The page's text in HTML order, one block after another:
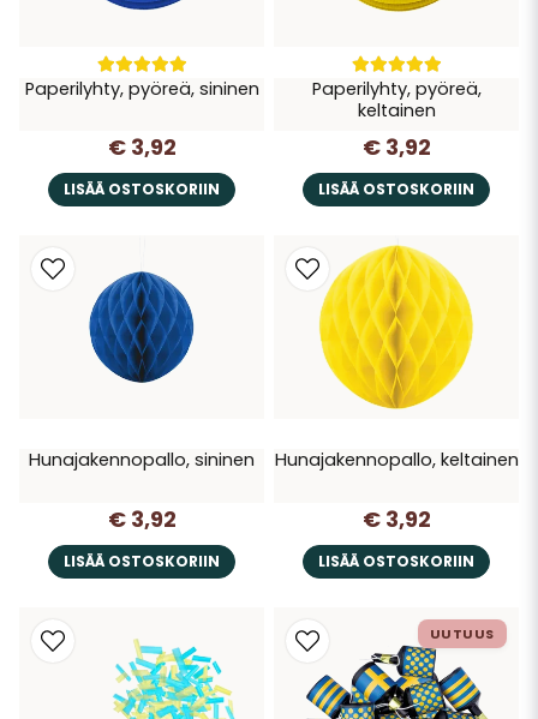
Paperilyhty, pyöreä, sininen
€ 3,92
LISÄÄ OSTOSKORIIN
Paperilyhty, pyöreä,
keltainen
€ 3,92
LISÄÄ OSTOSKORIIN
Hunajakennopallo, sininen
€ 3,92
LISÄÄ OSTOSKORIIN
Hunajakennopallo, keltainen
€ 3,92
LISÄÄ OSTOSKORIIN
UUTUUS